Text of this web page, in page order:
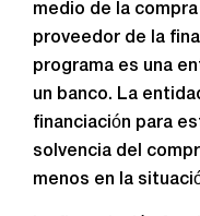
medio de la
proveedor de la
programa es una
un banco. La
financiación para
solvencia del
menos en la